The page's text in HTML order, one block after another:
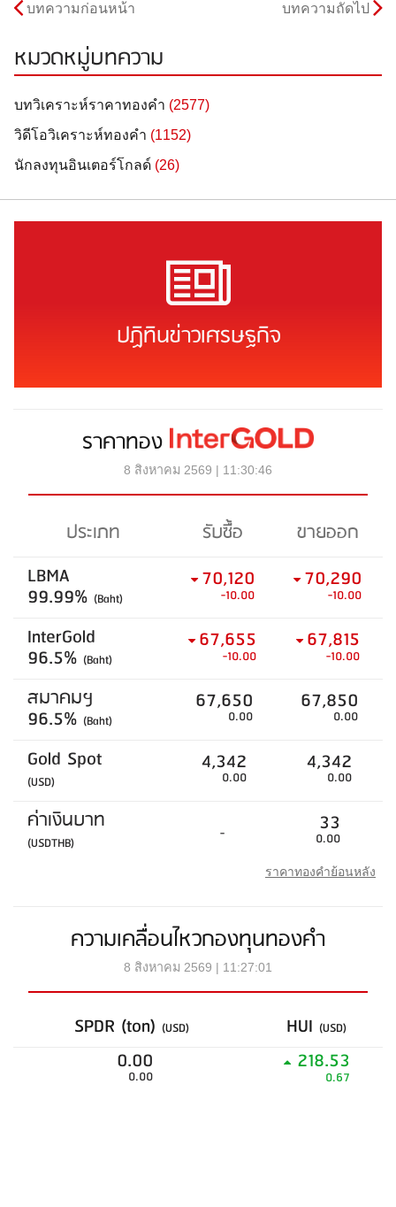
บทความก่อนหน้า บทความถัดไป
หมวดหมู่บทความ
บทวิเคราะห์ราคาทองคำ (2577)
วิดีโอวิเคราะห์ทองคำ (1152)
นักลงทุนอินเตอร์โกลด์ (26)
ปฏิทินข่าวเศรษฐกิจ
ราคาทอง
8 สิงหาคม 2569 | 11:30:46
ประเภท รับซื้อ
ขายออก
LBMA
99.99% (Baht)
70,120
-10.00
70,290
-10.00
InterGold
96.5% (Baht)
67,655
-10.00
67,815
-10.00
สมาคมฯ
96.5% (Baht)
67,650
0.00
67,850
0.00
Gold Spot
(USD)
4,342
0.00
4,342
0.00
ค่าเงินบาท
(USDTHB) - 33
0.00
ราคาทองคำย้อนหลัง
ความเคลื่อนไหวกองทุนทองคำ
8 สิงหาคม 2569 | 11:27:01
SPDR (ton) (USD) HUI (USD)
0.00
0.00
218.53
0.67